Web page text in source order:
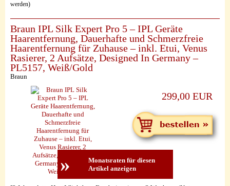
werden)
Braun IPL Silk Expert Pro 5 – IPL Geräte
Haarentfernung, Dauerhafte und Schmerzfreie
Haarentfernung für Zuhause – inkl. Etui, Venus
Rasierer, 2 Aufsätze, Designed In Germany –
PL5157, Weiß/Gold
Braun
299,00 EUR
»
Monatsraten für diesen
Artikel anzeigen